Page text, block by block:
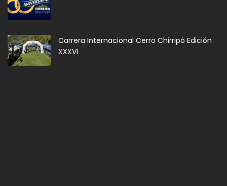
Carrera Internacional Cerro Chirripó Edición
XXXVI